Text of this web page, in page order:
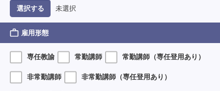
選択する 未選択
雇用形態
専任教諭 常勤講師 常勤講師（専任登用あり）
非常勤講師 非常勤講師（専任登用あり）